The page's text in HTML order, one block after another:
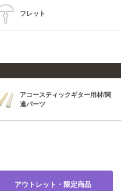
フレット
アコースティックギター用材/関
連パーツ
アウトレット・限定商品